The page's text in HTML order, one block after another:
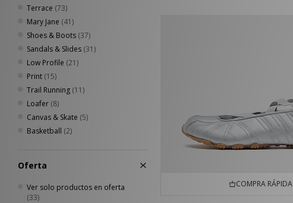
Terrace (73)
Mary Jane (41)
Shoes & Boots (37)
Sandals & Slides (31)
Low Profile (21)
Print (15)
Trail Running (11)
Loafer (8)
Canvas & Skate (5)
Basketball (2)
Oferta
Ver solo productos en oferta
(33)
COMPRA RÁPIDA